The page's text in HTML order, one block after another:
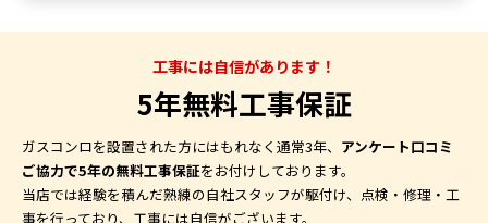
工事には自信があります！
5年無料工事保証
ガスコンロを設置された方にはもれなく通常3年、 アンケート口コミ
ご協力で5年の無料工事保証をお付けしております。
当店では経験を積んだ熟練の自社スタッフが駆付け、点検・修理・工
事を行っており、工事には自信がございます。